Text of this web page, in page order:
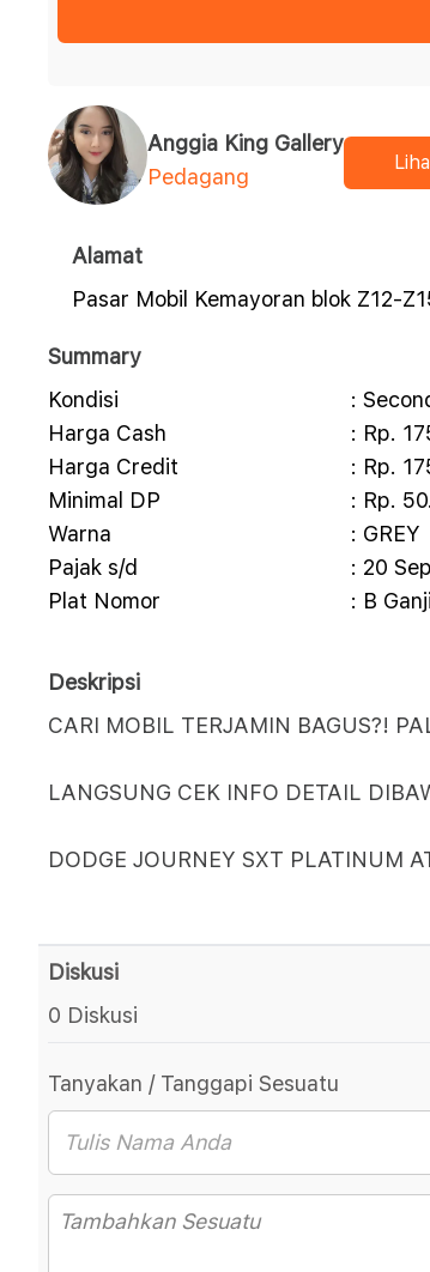
Anggia King Gallery
Pedagang
Alamat
Pasar Mobil Kemayoran blok Z12-
Summary
Kondisi
:
Harga Cash
: Rp.
Harga Credit
: Rp.
Minimal DP
: Rp.
Warna
: GREY
Pajak s/d
: 20
Plat Nomor
: B Ganjil
Deskripsi
CARI MOBIL TERJAMIN BAGUS?!
LANGSUNG CEK INFO DETAIL
DODGE JOURNEY SXT PLATINUM
Diskusi
0 Diskusi
Tanyakan / Tanggapi Sesuatu